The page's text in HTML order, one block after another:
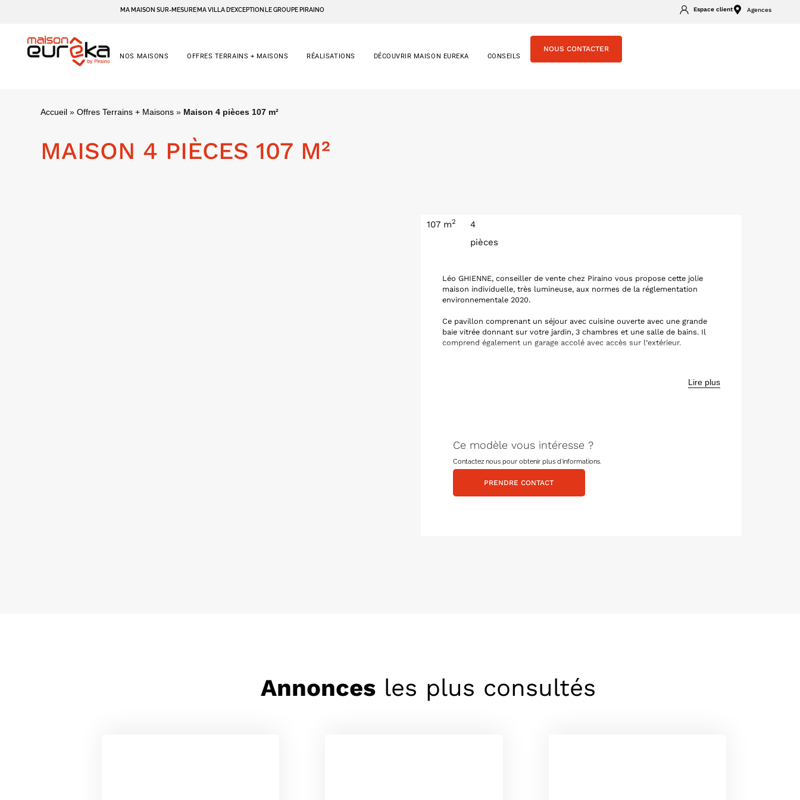
MA MAISON SUR-MESURE MA VILLA D’EXCEPTION LE GROUPE PIRAINO Espace client Agences
NOS MAISONS OFFRES TERRAINS + MAISONS RÉALISATIONS DÉCOUVRIR MAISON EUREKA CONSEILS
NOUS CONTACTER
Accueil» Offres Terrains + Maisons» Maison 4 pièces 107 m²
MAISON 4 PIÈCES 107 M²
107 m2
4
pièces
Léo GHIENNE, conseiller de vente chez Piraino vous propose cette jolie
maison individuelle, très lumineuse, aux normes de la réglementation
environnementale 2020.
Ce pavillon comprenant un séjour avec cuisine ouverte avec une grande
baie vitrée donnant sur votre jardin, 3 chambres et une salle de bains. Il
comprend également un garage accolé avec accès sur l’extérieur.
Lire plus
Ce modèle vous intéresse ?
Contactez nous pour obtenir plus d’informations.
PRENDRE CONTACT
Annoncesles plus consultés